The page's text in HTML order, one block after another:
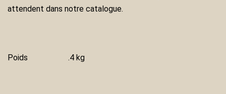
attendent dans notre catalogue.
Poids .4 kg